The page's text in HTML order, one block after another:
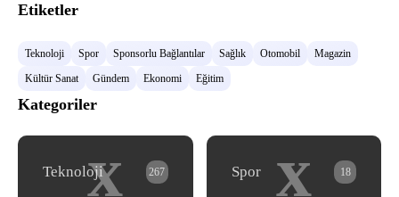
Etiketler
Teknoloji Spor Sponsorlu Bağlantılar Sağlık Otomobil
Magazin
Kültür Sanat
Gündem Ekonomi Eğitim
Kategoriler
x
Teknoloji 267 x
Spor 18